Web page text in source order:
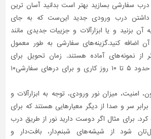
درب سفارشی بسازید بهتر است بدانید آسان ترین
داشتن درب ورودی جدید این‌ست که به جای
بزنید و یا ابزارآلات و جزییات جدیدی مانند
اضافه کنید.گزینه‌های سفارشی به طور معمول
از نمونه‌های آماده هستند. زمان تحویل برای
درب‌های آماده، معمولا حدود ۵ تا ۱۰ روز کاری و برای در‌های سفارشی۱۰
امنیت، میزان نور ورودی، توجه به ابزارآلات و
سر و صدا از دیگر معیارهایی هستند که برای
کرد. برای مثال اگر دوست دارید نور از طریق درب
شود از شیشه‌های شبنم‌دار، بافت‌دار و